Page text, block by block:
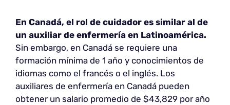
En Canadá, el rol de cuidador es similar al de
un auxiliar de enfermería en Latinoamérica.
Sin embargo, en Canadá se requiere una
formación mínima de 1 año y conocimientos de
idiomas como el francés o el inglés. Los
auxiliares de enfermería en Canadá pueden
obtener un salario promedio de $43,829 por año